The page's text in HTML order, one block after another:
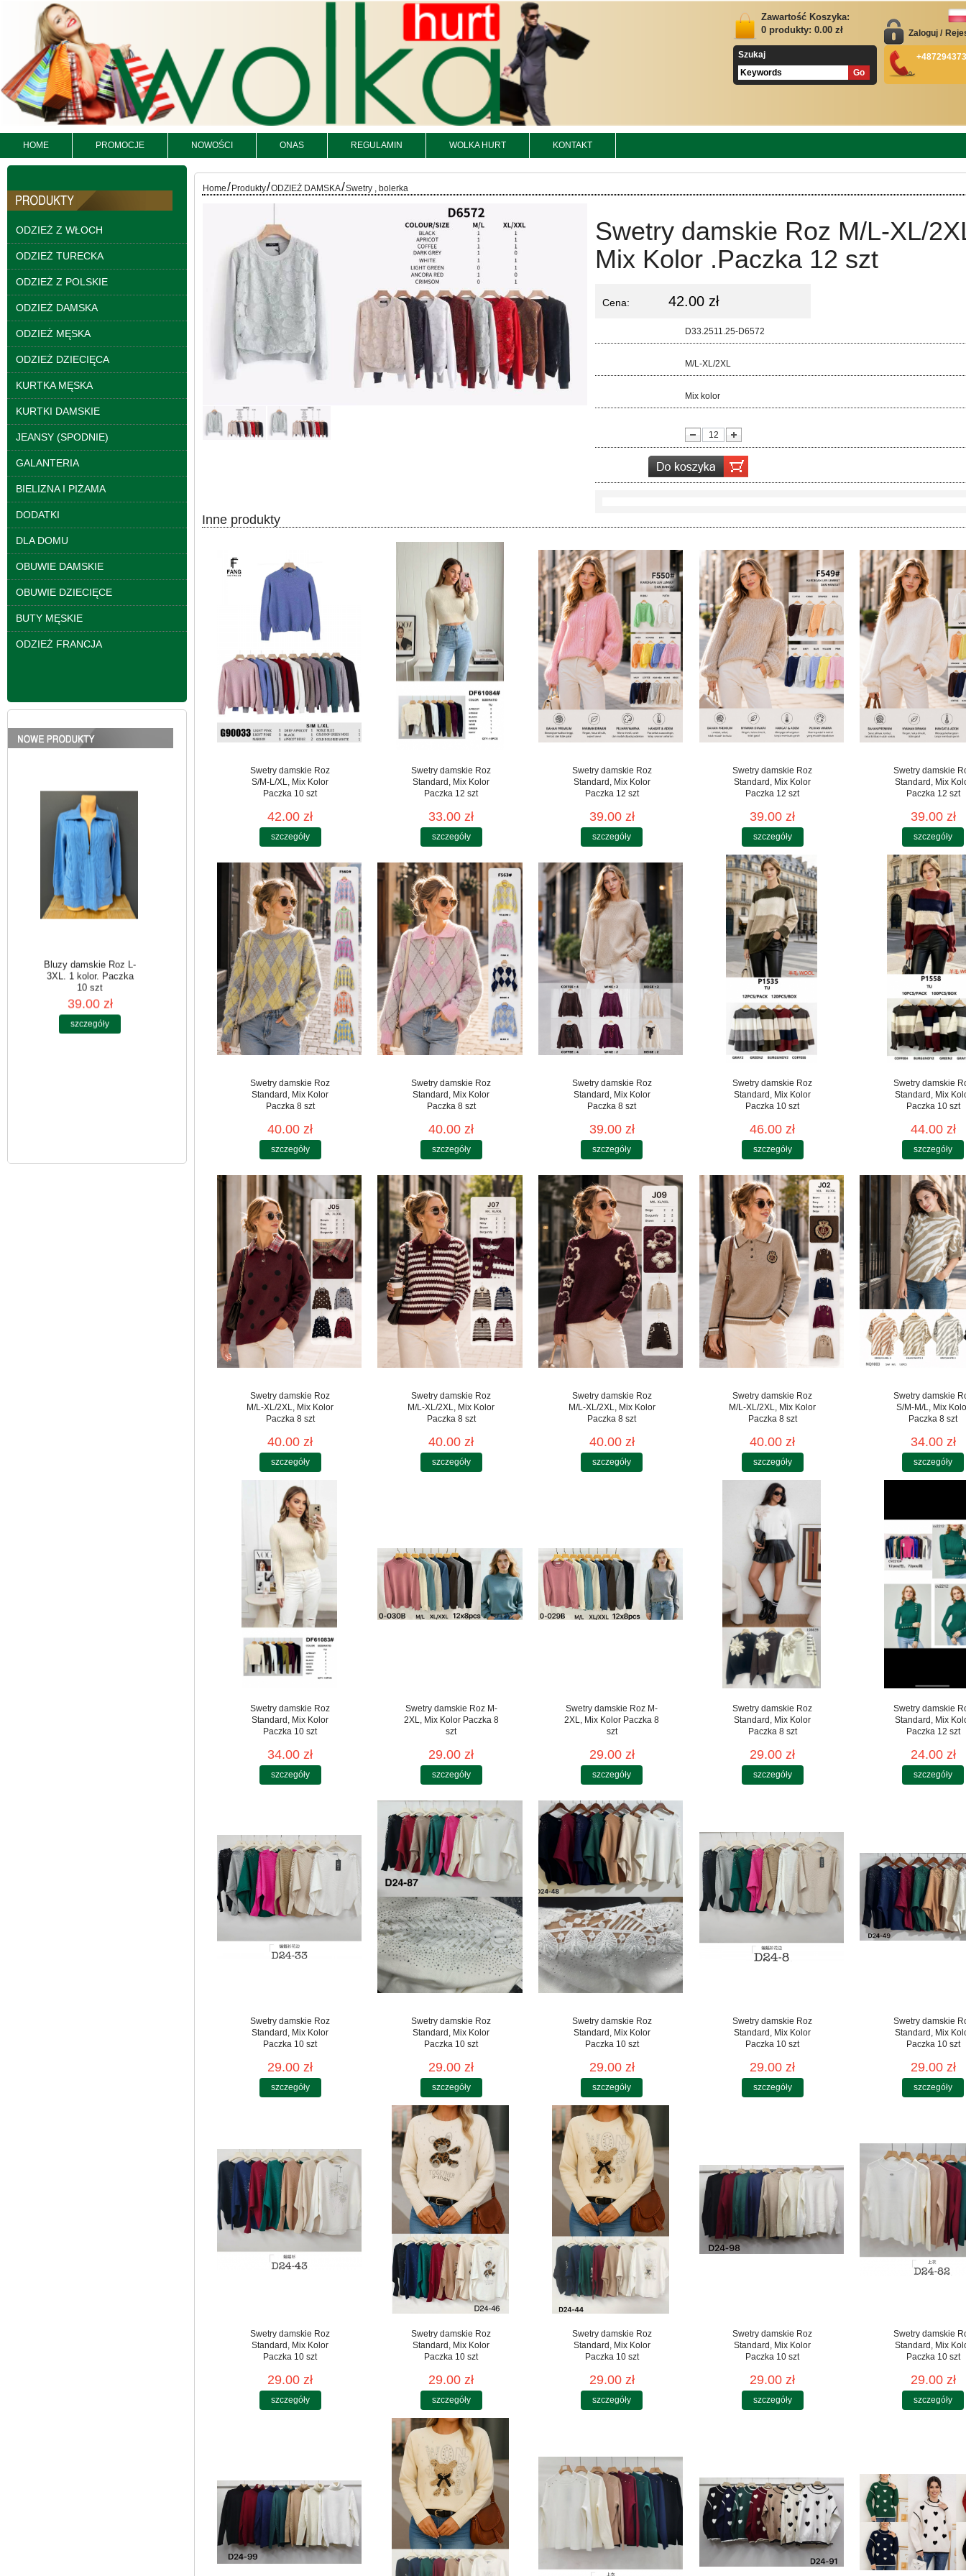
Zawartość Koszyka:
0 produkty: 0.00 zł
Szukaj
Zaloguj /
HOME PROMOCJE NOWOŚCI ONAS REGULAMIN WOLKA HURT KONTAKT
ODZIEŻ Z WŁOCH
ODZIEŻ TURECKA
ODZIEŻ Z POLSKIE
ODZIEŻ DAMSKA
ODZIEŻ MĘSKA
ODZIEŻ DZIECIĘCA
KURTKA MĘSKA
KURTKI DAMSKIE
JEANSY (SPODNIE)
GALANTERIA
BIELIZNA I PIŻAMA
DODATKI
DLA DOMU
OBUWIE DAMSKIE
OBUWIE DZIECIĘCE
BUTY MĘSKIE
ODZIEŻ FRANCJA
Bluzy damskie Roz L-
3XL. 1 kolor. Paczka
54.00 zł
3XL. 1 kolor. Paczka
10 szt
39.00 zł
Bluzy damskie Roz L-
3XL. 1 kolor. Paczka
szczegóły
Bluzy damskie Roz L-
Home/ Produkty/ODZIEŻ DAMSKA/Swetry , bolerka
Swetry damskie Roz M/L-XL/
Mix Kolor .Paczka 12 szt
Cena: 42.00 zł
D33.2511.25-D6572
M/L-XL/2XL
Mix kolor
Inne produkty
Swetry damskie Roz
S/M-L/XL, Mix Kolor
Paczka 10 szt
42.00 zł
szczegóły
Swetry damskie Roz
Standard, Mix Kolor
Paczka 12 szt
33.00 zł
szczegóły
Swetry damskie Roz
Standard, Mix Kolor
Paczka 12 szt
39.00 zł
szczegóły
Swetry damskie Roz
Standard, Mix Kolor
Paczka 12 szt
39.00 zł
szczegóły
Swetry damskie
Standard, Mix
Paczka 12 szt
39.00 zł
szczegóły
Swetry damskie Roz
Standard, Mix Kolor
Paczka 8 szt
40.00 zł
szczegóły
Swetry damskie Roz
Standard, Mix Kolor
Paczka 8 szt
40.00 zł
szczegóły
Swetry damskie Roz
Standard, Mix Kolor
Paczka 8 szt
39.00 zł
szczegóły
Swetry damskie Roz
Standard, Mix Kolor
Paczka 10 szt
46.00 zł
szczegóły
Swetry damskie
Standard, Mix
Paczka 10 szt
44.00 zł
szczegóły
Swetry damskie Roz
M/L-XL/2XL, Mix Kolor
Paczka 8 szt
40.00 zł
szczegóły
Swetry damskie Roz
M/L-XL/2XL, Mix Kolor
Paczka 8 szt
40.00 zł
szczegóły
Swetry damskie Roz
M/L-XL/2XL, Mix Kolor
Paczka 8 szt
40.00 zł
szczegóły
Swetry damskie Roz
M/L-XL/2XL, Mix Kolor
Paczka 8 szt
40.00 zł
szczegóły
Swetry damskie
S/M-M/L, Mix
Paczka 8 szt
34.00 zł
szczegóły
Swetry damskie Roz
Standard, Mix Kolor
Paczka 10 szt
34.00 zł
szczegóły
Swetry damskie Roz M-
2XL, Mix Kolor Paczka 8
szt
29.00 zł
szczegóły
Swetry damskie Roz M-
2XL, Mix Kolor Paczka 8
szt
29.00 zł
szczegóły
Swetry damskie Roz
Standard, Mix Kolor
Paczka 8 szt
29.00 zł
szczegóły
Swetry damskie
Standard, Mix
Paczka 12 szt
24.00 zł
szczegóły
Swetry damskie Roz
Standard, Mix Kolor
Paczka 10 szt
29.00 zł
szczegóły
Swetry damskie Roz
Standard, Mix Kolor
Paczka 10 szt
29.00 zł
szczegóły
Swetry damskie Roz
Standard, Mix Kolor
Paczka 10 szt
29.00 zł
szczegóły
Swetry damskie Roz
Standard, Mix Kolor
Paczka 10 szt
29.00 zł
szczegóły
Swetry damskie
Standard, Mix
Paczka 10 szt
29.00 zł
szczegóły
Swetry damskie Roz
Standard, Mix Kolor
Paczka 10 szt
29.00 zł
szczegóły
Swetry damskie Roz
Standard, Mix Kolor
Paczka 10 szt
29.00 zł
szczegóły
Swetry damskie Roz
Standard, Mix Kolor
Paczka 10 szt
29.00 zł
szczegóły
Swetry damskie Roz
Standard, Mix Kolor
Paczka 10 szt
29.00 zł
szczegóły
Swetry damskie
Standard, Mix
Paczka 10 szt
29.00 zł
szczegóły